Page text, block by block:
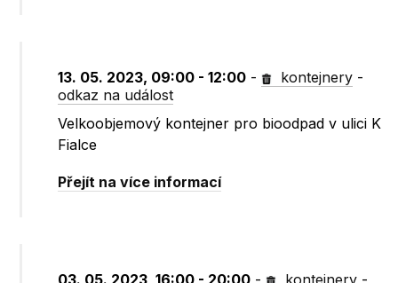
13. 05. 2023, 09:00 - 12:00 - kontejnery -
odkaz na událost
Velkoobjemový kontejner pro bioodpad v ulici K
Fialce
Přejít na více informací
03. 05. 2023, 16:00 - 20:00 - kontejnery -